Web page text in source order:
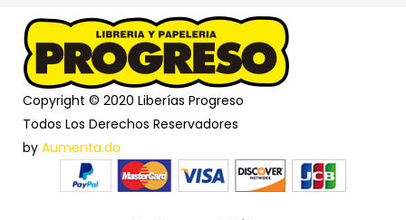
Copyright © 2020 Liberías Progreso
Todos Los Derechos Reservadores
by Aumenta.do